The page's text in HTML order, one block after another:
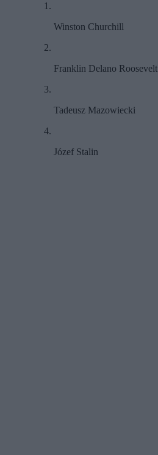
Winston Churchill
Franklin Delano Roosevelt
Tadeusz Mazowiecki
Józef Stalin